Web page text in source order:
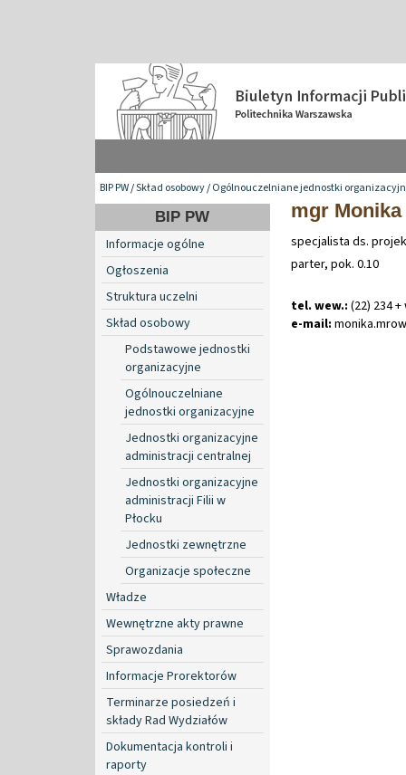
BIP PW/Skład osobowy/Ogólnouczelniane jednostki
BIP PW
Informacje ogólne
Ogłoszenia
Struktura uczelni
Skład osobowy
Podstawowe jednostki
organizacyjne
Ogólnouczelniane
jednostki organizacyjne
Jednostki organizacyjne
administracji centralnej
Jednostki organizacyjne
administracji Filii w
Płocku
Jednostki zewnętrzne
Organizacje społeczne
Władze
Wewnętrzne akty prawne
Sprawozdania
Informacje Prorektorów
Terminarze posiedzeń i
składy Rad Wydziałów
Dokumentacja kontroli i
raporty
mgr
specjalista ds.
parter, pok. 0.10
tel. wew.: (22) 234
e-mail: monika.